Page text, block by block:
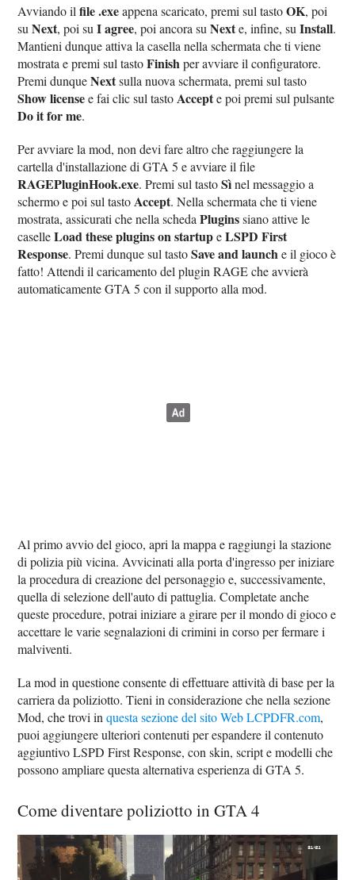
Avviando ilfile .exeappena scaricato, premi sul tastoOK, poi
suNext, poi suI agree, poi ancora suNexte, infine, suInstall.
Mantieni dunque attiva la casella nella schermata che ti viene
mostrata e premi sul tastoFinishper avviare il configuratore.
Premi dunqueNextsulla nuova schermata, premi sul tasto
Show licensee fai clic sul tasto Accepte poi premi sul pulsante
Do it for me.
Per avviare la mod, non devi fare altro che raggiungere la
cartella d'installazione di GTA 5 e avviare il file
RAGEPluginHook.exe. Premi sul tastoSìnel messaggio a
schermo e poi sul tasto Accept. Nella schermata che ti viene
mostrata, assicurati che nella schedaPluginssiano attive le
caselleLoad these plugins on startupeLSPD First
Response. Premi dunque sul tastoSave and launche il gioco è
fatto! Attendi il caricamento del plugin RAGE che avvierà
automaticamente GTA 5 con il supporto alla mod.
Al primo avvio del gioco, apri la mappa e raggiungi la stazione
di polizia più vicina. Avvicinati alla porta d'ingresso per iniziare
la procedura di creazione del personaggio e, successivamente,
quella di selezione dell'auto di pattuglia. Completate anche
queste procedure, potrai iniziare a girare per il mondo di gioco e
accettare le varie segnalazioni di crimini in corso per fermare i
malviventi.
La mod in questione consente di effettuare attività di base per la
carriera da poliziotto. Tieni in considerazione che nella sezione
Mod, che trovi inquesta sezione del sito Web LCPDFR.com,
puoi aggiungere ulteriori contenuti per espandere il contenuto
aggiuntivo LSPD First Response, con skin, script e modelli che
possono ampliare questa alternativa esperienza di GTA 5.
Come diventare poliziotto in GTA 4